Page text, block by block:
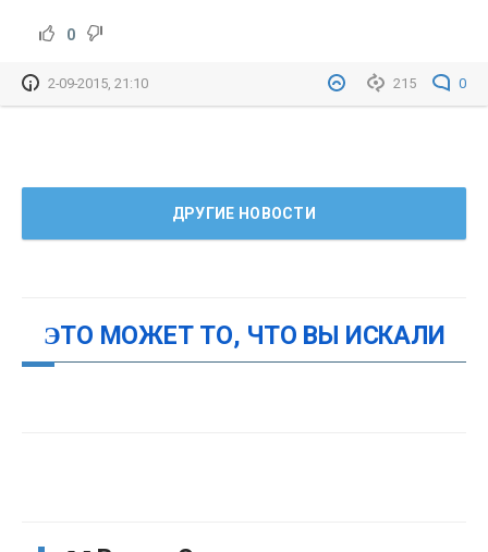
0
215 0
2-09-2015, 21:10
ДРУГИЕ НОВОСТИ
ЭТО МОЖЕТ ТО, ЧТО ВЫ ИСКАЛИ